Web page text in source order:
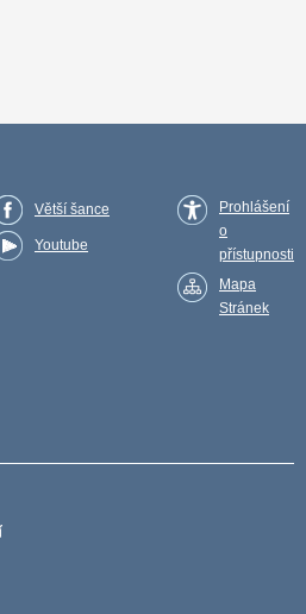
Větší šance
Youtube
Prohlášení
o
přístupnosti
Mapa
Stránek